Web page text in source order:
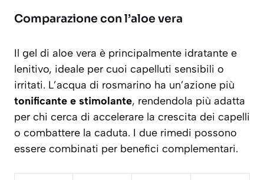
Comparazione con l’aloe vera
Il gel di aloe vera è principalmente idratante e
lenitivo, ideale per cuoi capelluti sensibili o
irritati. L’acqua di rosmarino ha un’azione più
tonificante e stimolante, rendendola più adatta
per chi cerca di accelerare la crescita dei capelli
o combattere la caduta. I due rimedi possono
essere combinati per benefici complementari.